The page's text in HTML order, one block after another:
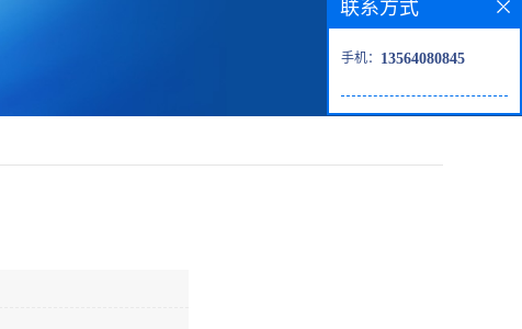
联系方式
手机： 13564080845